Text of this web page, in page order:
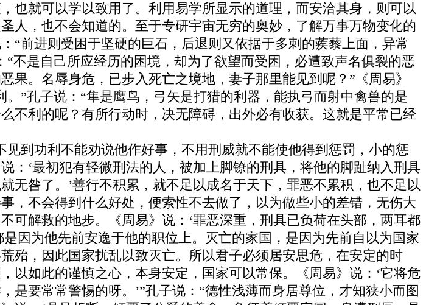
也就可以学以致用了。利用易学所显示的道理，而安洽其身，则可以
人，也不会知道的。至于专研宇宙无穷的奥妙，了解万事万物变化的
“前进则受困于坚硬的巨石，后退则又依据于多刺的蒺藜上面，异常
不是自己所应经历的困境，却为了欲望而受困，必遭致声名俱裂的恶
。名辱身危，已步入死亡之境地，妻子那里能见到呢？”《周易》
”孔子说：“隼是鹰鸟，弓矢是打猎的利器，能执弓而射中禽兽的是
不利的呢？有所行动时，决无障碍，出外必有收获。这就是平常已经
到功利不能劝说他作好事，不用刑威就不能使他得到惩罚，小的惩
：‘最初犯有轻微刑法的人，被加上脚镣的刑具，将他的脚趾纳入刑具
无咎了。’善行不积累，就不足以成名于天下，罪恶不累积，也不足以
，不会得到什么好处，便索性不去做了，以为做些小的差错，无伤大
可解救的地步。《周易》说：‘罪恶深重，刑具已负荷在头部，两耳都
因为他先前安逸于他的职位上。灭亡的家国，是因为先前自以为国家
殆，因此国家扰乱以致灭亡。所以君子必须居安思危，在安定的时
以如此的谨慎之心，本身安定，国家可以常保。《周易》说：‘它将危
要常常警惕的呀。’”孔子说：“德性浅薄而身居尊位，才知狭小而图